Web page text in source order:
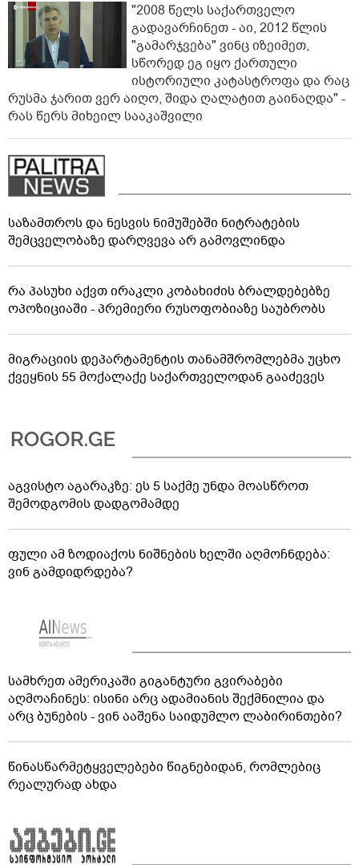
"2008 წელს საქართველო
გადავარჩინეთ - აი, 2012 წლის
"გამარჯვება" ვინც იზეიმეთ,
სწორედ ეგ იყო ქართული
ისტორიული კატასტროფა და რაც
რუსმა ჯარით ვერ აიღო, შიდა ღალატით გაინაღდა" -
რას წერს მიხეილ სააკაშვილი
საზამთროს და ნესვის ნიმუშებში ნიტრატების
შემცველობაზე დარღვევა არ გამოვლინდა
რა პასუხი აქვთ ირაკლი კობახიძის ბრალდებებზე
ოპოზიციაში - პრემიერი რუსოფობიაზე საუბრობს
მიგრაციის დეპარტამენტის თანამშრომლებმა უცხო
ქვეყნის 55 მოქალაქე საქართველოდან გააძევეს
აგვისტო აგარაკზე: ეს 5 საქმე უნდა მოასწროთ
შემოდგომის დადგომამდე
ფული ამ ზოდიაქოს ნიშნების ხელში აღმოჩნდება:
ვინ გამდიდრდება?
სამხრეთ ამერიკაში გიგანტური გვირაბები
აღმოაჩინეს: ისინი არც ადამიანის შექმნილია და
არც ბუნების - ვინ ააშენა საიდუმლო ლაბირინთები?
წინასწარმეტყველებები წიგნებიდან, რომლებიც
რეალურად ახდა